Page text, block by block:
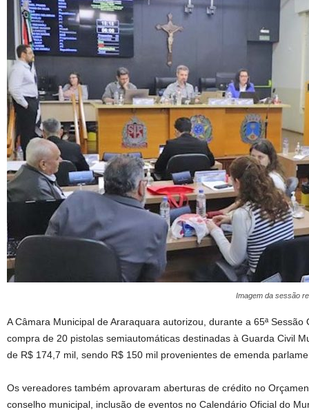
Imagem da sessão
A Câmara Municipal de Araraquara autorizou, durante a 65ª
compra de 20 pistolas semiautomáticas destinadas à Guarda Civil
de R$ 174,7 mil, sendo R$ 150 mil provenientes de emenda
Os vereadores também aprovaram aberturas de crédito no
conselho municipal, inclusão de eventos no Calendário Oficial do